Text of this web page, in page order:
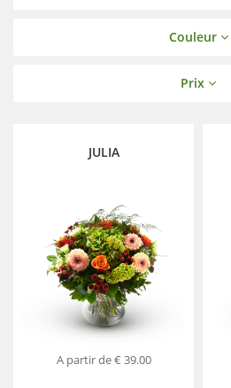
Couleur
Prix
JULIA
A partir de€ 39.00